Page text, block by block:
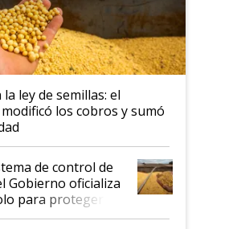
ley de semillas: el
los cobros y sumó
de control de
Gobierno oficializa
para proteger la
intelectual